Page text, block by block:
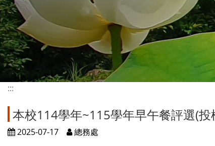
:::
本校114學年~115學年早午餐評選(
2025-07-17
總務處